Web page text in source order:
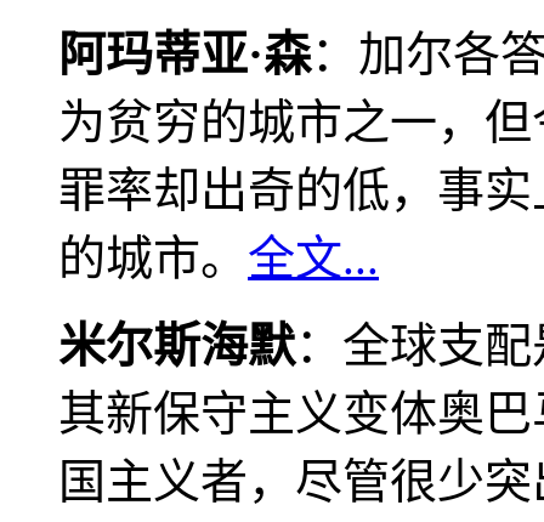
阿玛蒂亚·森：加尔各
为贫穷的城市之一，
罪率却出奇的低，事
的城市。 全文...
米尔斯海默：全球支
其新保守主义变体奥
国主义者，尽管很少